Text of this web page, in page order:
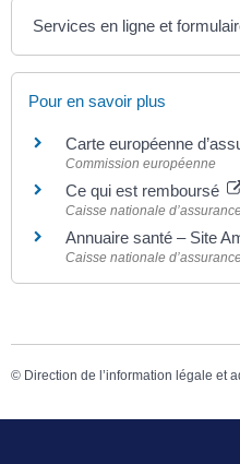
Services en ligne et
Pour en savoir plus
Carte européenne
Commission européenne
Ce qui est remboursé
Caisse nationale
Annuaire santé – Site
Caisse nationale
© Direction de l’information légale et